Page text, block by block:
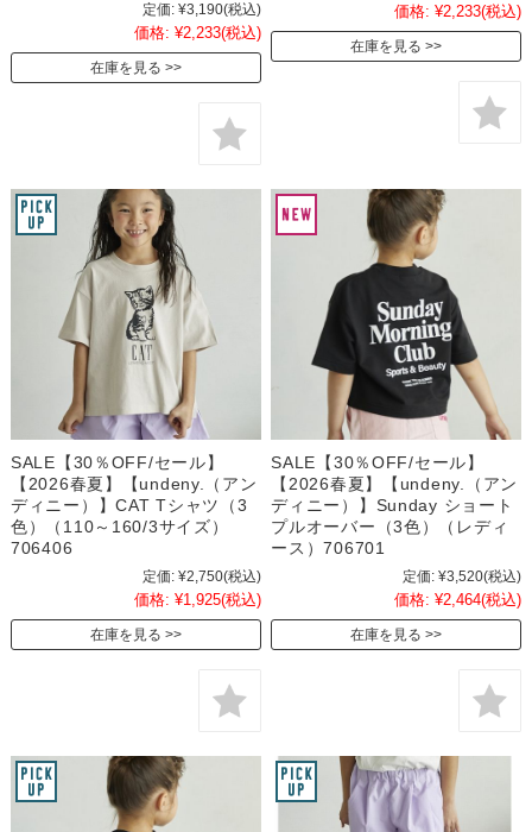
定価: ¥3,190(税込)
価格: ¥2,233(税込)
在庫を見る
価格: ¥2,233(税込)
在庫を見る
SALE【30％OFF/セール】
【2026春夏】【undeny.（アン
ディニー）】CAT Tシャツ（3
色）（110～160/3サイズ）
706406
定価: ¥2,750(税込)
価格: ¥1,925(税込)
在庫を見る
SALE【30％OFF/セール】
【2026春夏】【undeny.（アン
ディニー）】Sunday ショート
プルオーバー（3色）（レディ
ース）706701
定価: ¥3,520(税込)
価格: ¥2,464(税込)
在庫を見る